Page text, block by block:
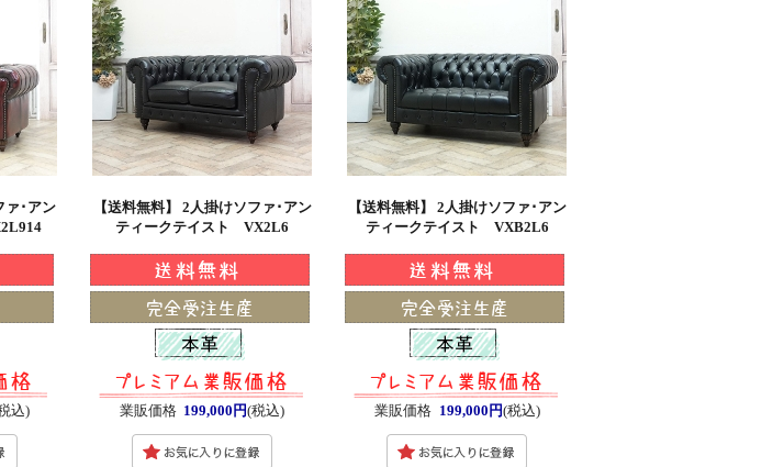
ァ･アン
込)
【送料無料】 2人掛けソファ･アン
ティークテイスト VX2L6
業販価格 199,000円(税込)
【送料無料】 2人掛けソファ･アン
ティークテイスト VXB2L6
業販価格 199,000円(税込)